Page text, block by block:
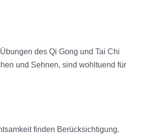
des Qi Gong und Tai Chi
und Sehnen, sind wohltuend für
finden Berücksichtigung.